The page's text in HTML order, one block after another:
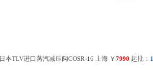
日本TLV进口蒸汽减压阀COSR-16 上海 ￥ 7990 起批：